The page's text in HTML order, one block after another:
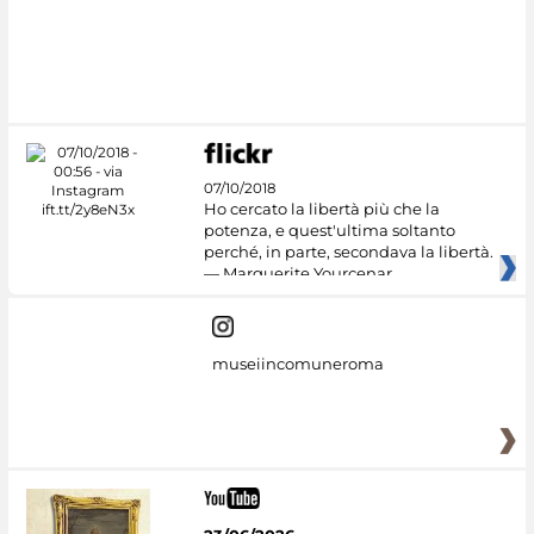
07/10/2018
Ho cercato la libertà più che la
potenza, e quest'ultima soltanto
perché, in parte, secondava la libertà.
— Marguerite Yourcenar
museiincomuneroma